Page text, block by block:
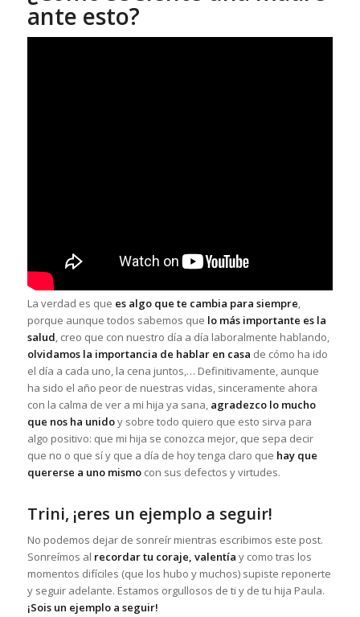
ante esto?
La verdad es que es algo que te cambia para siempre,
porque aunque todos sabemos que lo más importante es la
salud, creo que con nuestro día a día laboralmente hablando,
olvidamos la importancia de hablar en casa de cómo ha ido
el día a cada uno, la cena juntos,… Definitivamente, aunque
ha sido el año peor de nuestras vidas, sinceramente ahora
con la calma de ver a mi hija ya sana, agradezco lo mucho
que nos ha unidoy sobre todo quiero que esto sirva para
algo positivo: que mi hija se conozca mejor, que sepa decir
que no o que sí y que a día de hoy tenga claro que hay que
quererse a uno mismocon sus defectos y virtudes.
Trini, ¡eres un ejemplo a seguir!
No podemos dejar de sonreír mientras escribimos este post.
Sonreímos al recordar tu coraje, valentía y como tras los
momentos difíciles (que los hubo y muchos) supiste reponerte
y seguir adelante. Estamos orgullosos de ti y de tu hija Paula.
¡Sois un ejemplo a seguir!